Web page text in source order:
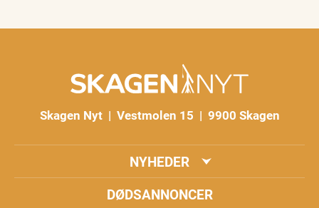
Skagen Nyt | Vestmolen 15 | 9900 Skagen
NYHEDER
DØDSANNONCER